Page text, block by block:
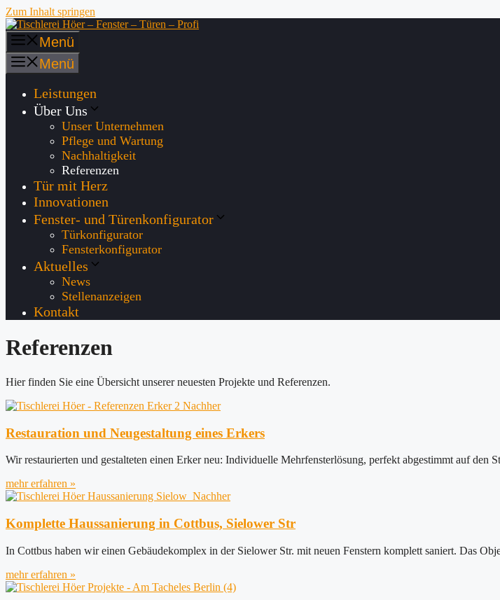
Zum Inhalt springen
Menü
Menü
Leistungen
Über Uns
Unser Unternehmen
Pflege und Wartung
Nachhaltigkeit
Referenzen
Tür mit Herz
Innovationen
Fenster- und Türenkonfigurator
Türkonfigurator
Fensterkonfigurator
Aktuelles
News
Stellenanzeigen
Kontakt
Referenzen
Hier finden Sie eine Übersicht unserer neuesten Projekte und Referenzen.
Restauration und Neugestaltung eines Erkers
Wir restaurierten und gestalteten einen Erker neu: Individuelle Mehrfensterlösung, perfekt abgestimmt auf den
mehr erfahren »
Komplette Haussanierung in Cottbus, Sielower Str
In Cottbus haben wir einen Gebäudekomplex in der Sielower Str. mit neuen Fenstern komplett saniert. Das
mehr erfahren »